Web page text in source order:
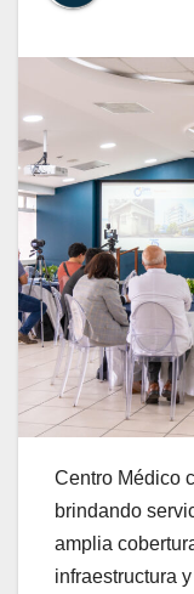
Centro Médico
brindando
amplia
infraestructura